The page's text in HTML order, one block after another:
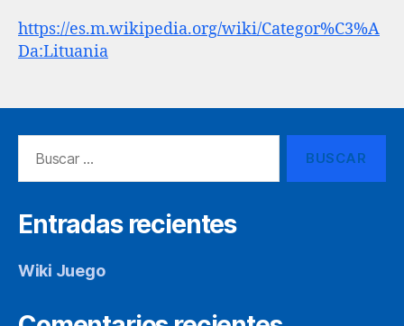
https://es.m.wikipedia.org/wiki/Categor%C3%A
Da:Lituania
Entradas recientes
Wiki Juego